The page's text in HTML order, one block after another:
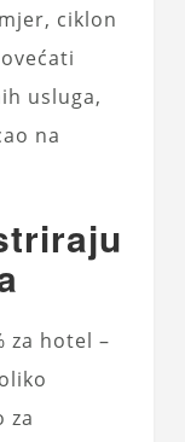
ciklon
usluga,
na
za hotel –
za